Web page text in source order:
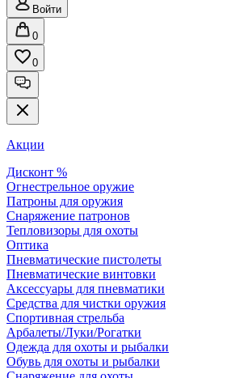
Войти
0
0
Акции
Дисконт %
Огнестрельное оружие
Патроны для оружия
Снаряжение патронов
Тепловизоры для охоты
Оптика
Пневматические пистолеты
Пневматические винтовки
Аксессуары для пневматики
Средства для чистки оружия
Спортивная стрельба
Арбалеты/Луки/Рогатки
Одежда для охоты и рыбалки
Обувь для охоты и рыбалки